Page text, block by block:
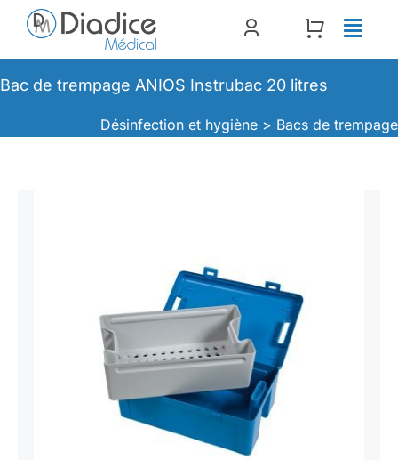
Passer
contenu
Bac de trempage ANIOS Instrubac 20 litres
Désinfection et hygiène > Bacs de trempage